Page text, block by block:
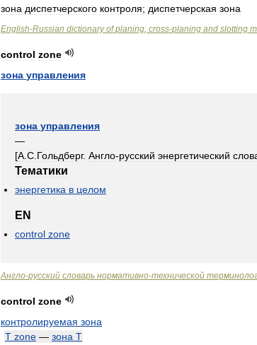
зона диспетчерского контроля; диспетчерская зона
English-Russian dictionary of planing, cross-planing and slotting
control zone
зона управления
зона управления
—
[А С Гольдберг. Англо-русский энергетический
Тематики
энергетика в целом
EN
control zone
Англо-русский словарь нормативно-технической
control zone
контролируемая зона
T zone — зона Т